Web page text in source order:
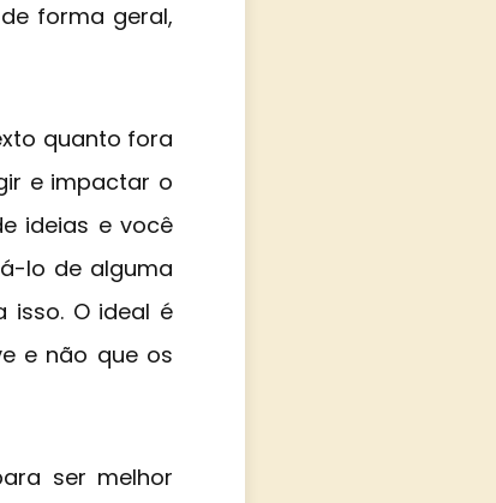
forma geral,
quanto fora
e impactar o
ideias e você
lo de alguma
isso. O ideal é
e não que os
ser melhor